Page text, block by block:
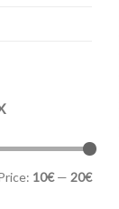
10€— 20€